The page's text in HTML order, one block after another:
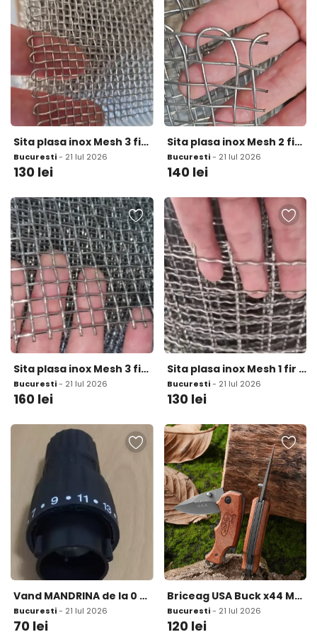
Sita plasa inox Mesh 3 fir 1 37mm ochi 7mm
Bucuresti- 21 Iul 2026
130 lei
Sita plasa inox Mesh 2 fir 1 6mm ochi 11 1mm
Bucuresti- 21 Iul 2026
140 lei
Sita plasa inox Mesh 3 fir 1 6mm ochi 6 86mm
Bucuresti- 21 Iul 2026
160 lei
Sita plasa inox Mesh 1 fir 2mm ochi 23 4mm
Bucuresti- 21 Iul 2026
130 lei
Vand MANDRINA de la 0 8mm la 10mm
Bucuresti- 21 Iul 2026
70 lei
Briceag USA Buck x44 Maner lemn desfacator bere
Bucuresti- 21 Iul 2026
120 lei